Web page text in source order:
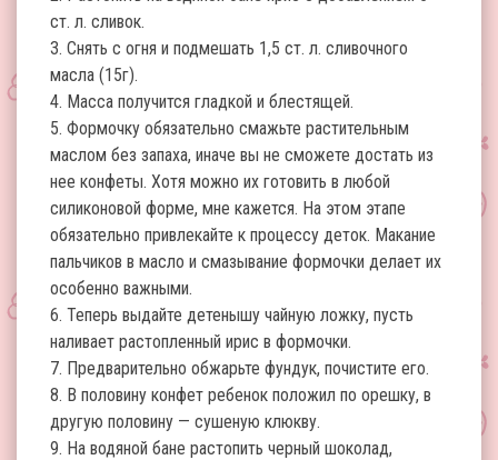
ст. л. сливок.
3. Снять с огня и подмешать 1,5 ст. л. сливочного
масла (15г).
4. Масса получится гладкой и блестящей.
5. Формочку обязательно смажьте растительным
маслом без запаха, иначе вы не сможете достать из
нее конфеты. Хотя можно их готовить в любой
силиконовой форме, мне кажется. На этом этапе
обязательно привлекайте к процессу деток. Макание
пальчиков в масло и смазывание формочки делает их
особенно важными.
6. Теперь выдайте детенышу чайную ложку, пусть
наливает растопленный ирис в формочки.
7. Предварительно обжарьте фундук, почистите его.
8. В половину конфет ребенок положил по орешку, в
другую половину — сушеную клюкву.
9. На водяной бане растопить черный шоколад,